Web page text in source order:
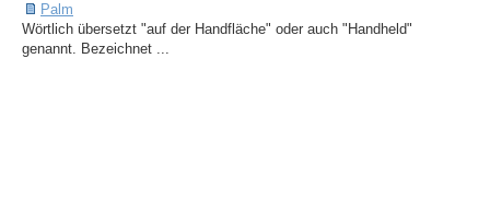
Palm
Wörtlich übersetzt "auf der Handfläche" oder auch "Handheld"
genannt. Bezeichnet ...